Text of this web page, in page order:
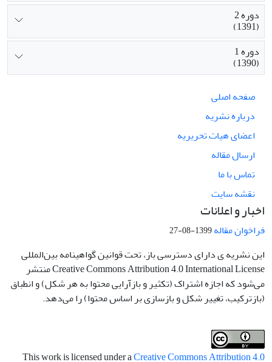
دوره 2
(1391)
دوره 1
(1390)
صفحه اصلی
درباره نشریه
اعضای هیات تحریریه
ارسال مقاله
تماس با ما
نقشه سایت
اخبار و اعلانات
فراخوان مقاله1399-08-27
این نشریه ی دارای دسترسی باز، تحت قوانین گواهینامه بین‌المللی
Creative Commons Attribution 4.0 International License منتشر
می‌شود که اجازه اشتراک (تکثیر و بازآرایی محتوا به هر شکل) و انطباق
(بازترکیب، تغییر شکل و بازسازی بر اساس محتوا) را می‌دهد.
This work is licensed under aCreative Commons Attribution 4.0